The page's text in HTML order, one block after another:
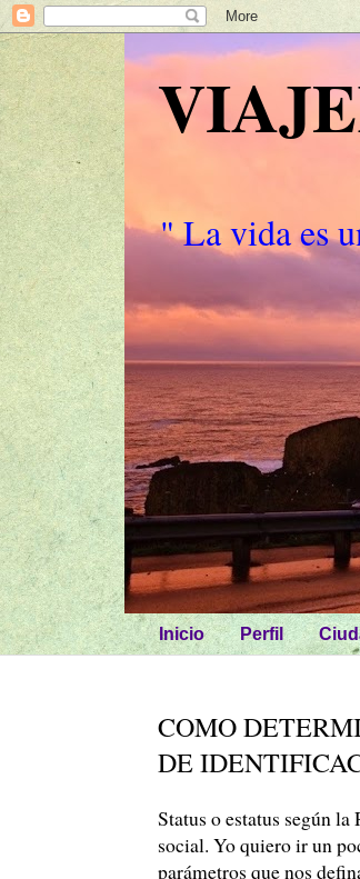
" La vida es
Inicio Perfil
COMO
DE
Status o estatus según
social. Yo quiero ir un
parámetros que nos